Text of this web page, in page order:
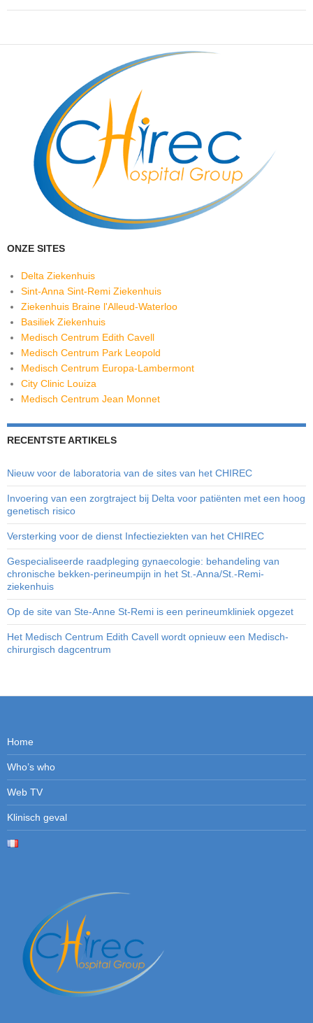
ONZE SITES
Delta Ziekenhuis
Sint-Anna Sint-Remi Ziekenhuis
Ziekenhuis Braine l'Alleud-Waterloo
Basiliek Ziekenhuis
Medisch Centrum Edith Cavell
Medisch Centrum Park Leopold
Medisch Centrum Europa-Lambermont
City Clinic Louiza
Medisch Centrum Jean Monnet
RECENTSTE ARTIKELS
Nieuw voor de laboratoria van de sites van het CHIREC
Invoering van een zorgtraject bij Delta voor patiënten met een hoog
genetisch risico
Versterking voor de dienst Infectieziekten van het CHIREC
Gespecialiseerde raadpleging gynaecologie: behandeling van
chronische bekken-perineumpijn in het St.-Anna/St.-Remi-
ziekenhuis
Op de site van Ste-Anne St-Remi is een perineumkliniek opgezet
Het Medisch Centrum Edith Cavell wordt opnieuw een Medisch-
chirurgisch dagcentrum
Home
Who’s who
Web TV
Klinisch geval